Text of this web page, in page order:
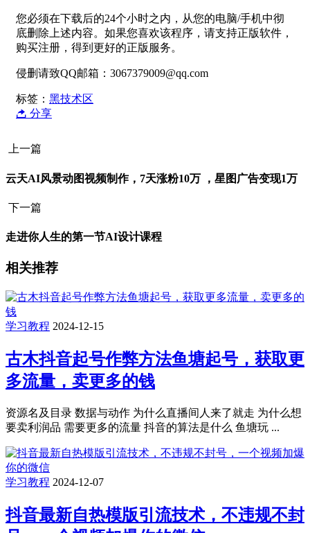
您必须在下载后的24个小时之内，从您的电脑/手机中彻
底删除上述内容。如果您喜欢该程序，请支持正版软件，
购买注册，得到更好的正版服务。
侵删请致QQ邮箱：3067379009@qq.com
标签： 黑技术区
分享
上一篇
云天AI风景动图视频制作，7天涨粉10万 ，星图广告变现1万
下一篇
走进你人生的第一节AI设计课程
相关推荐
学习教程 2024-12-15
古木抖音起号作弊方法鱼塘起号，获取更
多流量，卖更多的钱
资源名及目录 数据与动作 为什么直播间人来了就走 为什么想
要卖利润品 需要更多的流量 抖音的算法是什么 鱼塘玩 ...
学习教程 2024-12-07
抖音最新自热模版引流技术，不违规不封